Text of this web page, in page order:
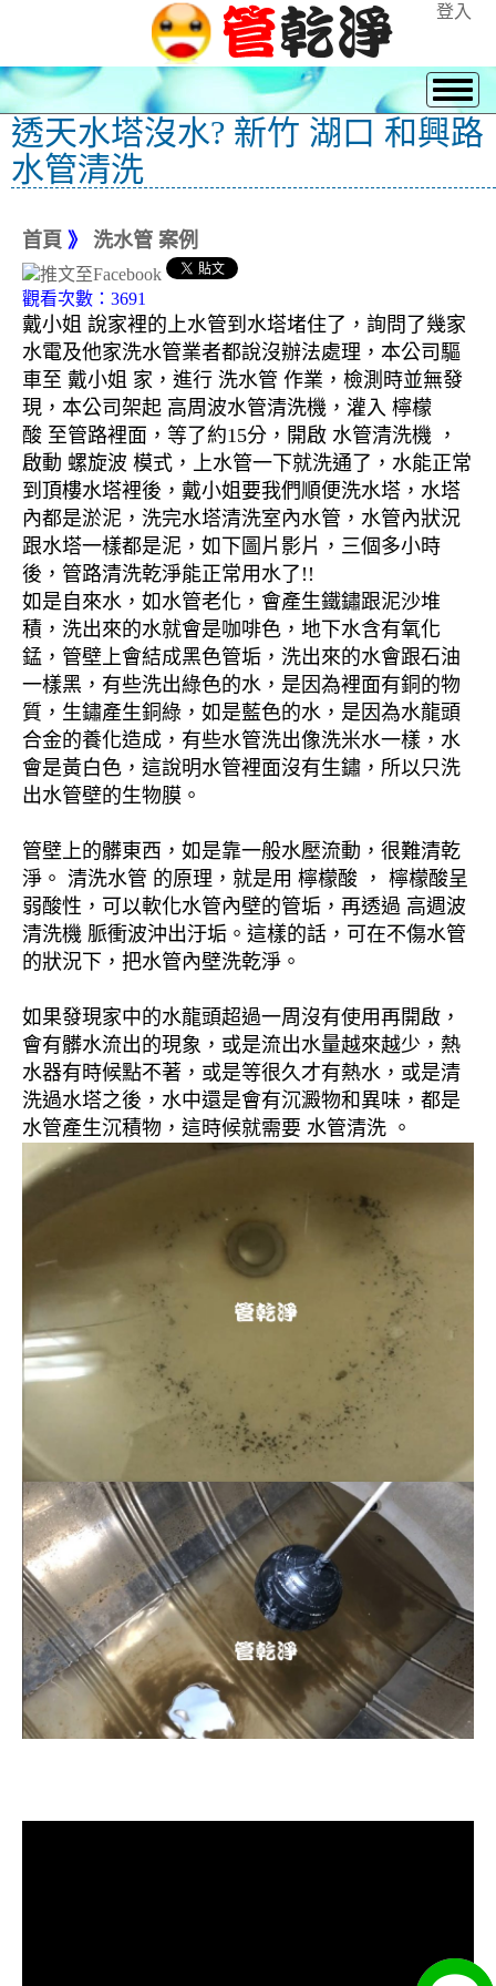
登入
透天水塔沒水? 新竹 湖口 和興路
水管清洗
首頁 》 洗水管 案例
觀看次數：3691
戴小姐 說家裡的上水管到水塔堵住了，詢問了幾家
水電及他家洗水管業者都說沒辦法處理，本公司驅
車至 戴小姐 家，進行 洗水管 作業，檢測時並無發
現，本公司架起 高周波水管清洗機，灌入 檸檬
酸 至管路裡面，等了約15分，開啟 水管清洗機 ，
啟動 螺旋波 模式，上水管一下就洗通了，水能正常
到頂樓水塔裡後，戴小姐要我們順便洗水塔，水塔
內都是淤泥，洗完水塔清洗室內水管，水管內狀況
跟水塔一樣都是泥，如下圖片影片，三個多小時
後，管路清洗乾淨能正常用水了!!
如是自來水，如水管老化，會產生鐵鏽跟泥沙堆
積，洗出來的水就會是咖啡色，地下水含有氧化
錳，管壁上會結成黑色管垢，洗出來的水會跟石油
一樣黑，有些洗出綠色的水，是因為裡面有銅的物
質，生鏽產生銅綠，如是藍色的水，是因為水龍頭
合金的養化造成，有些水管洗出像洗米水一樣，水
會是黃白色，這說明水管裡面沒有生鏽，所以只洗
出水管壁的生物膜。
管壁上的髒東西，如是靠一般水壓流動，很難清乾
淨。 清洗水管 的原理，就是用 檸檬酸 ， 檸檬酸呈
弱酸性，可以軟化水管內壁的管垢，再透過 高週波
清洗機 脈衝波沖出汙垢。這樣的話，可在不傷水管
的狀況下，把水管內壁洗乾淨。
如果發現家中的水龍頭超過一周沒有使用再開啟，
會有髒水流出的現象，或是流出水量越來越少，熱
水器有時候點不著，或是等很久才有熱水，或是清
洗過水塔之後，水中還是會有沉澱物和異味，都是
水管產生沉積物，這時候就需要 水管清洗 。